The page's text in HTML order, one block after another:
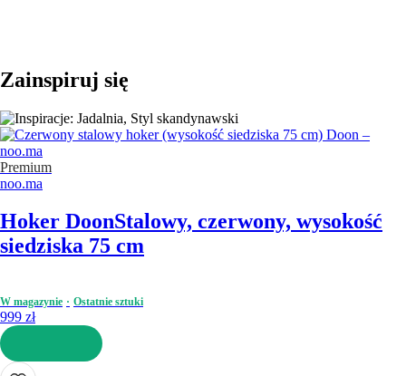
Zainspiruj się
Premium
noo.ma
Hoker DoonStalowy, czerwony, wysokość
siedziska 75 cm
W magazynie Ostatnie sztuki
999 zł
DO KOSZYKA